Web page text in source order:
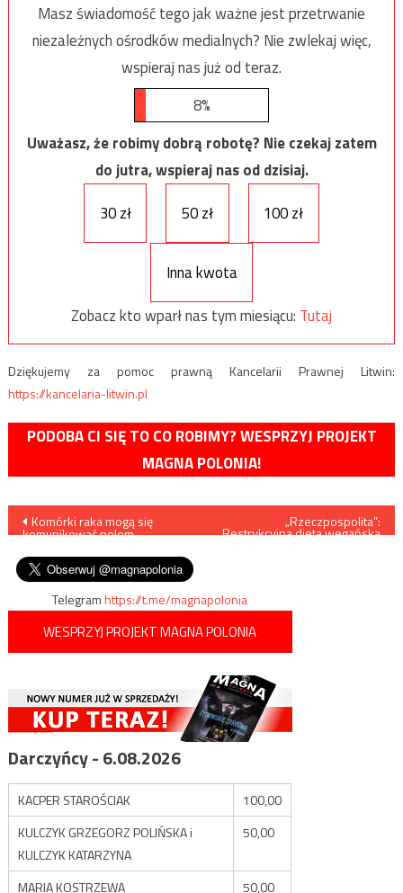
Masz świadomość tego jak ważne jest przetrwanie
niezależnych ośrodków medialnych? Nie zwlekaj więc,
wspieraj nas już od teraz.
8%
Uważasz, że robimy dobrą robotę? Nie czekaj zatem
do jutra, wspieraj nas od dzisiaj.
30 zł
50 zł 100 zł
Inna kwota
Zobacz kto wparł nas tym miesiącu: Tutaj
Dziękujemy za pomoc prawną Kancelarii Prawnej Litwin:
https://kancelaria-litwin.pl
PODOBA CI SIĘ TO CO ROBIMY? WESPRZYJ PROJEKT
MAGNA POLONIA!
Nawigacja
wpisu
Komórki raka mogą się
komunikować polem
„Rzeczpospolita”:
„Restrykcyjna dieta wegańska
Telegramhttps://t.me/magnapolonia
WESPRZYJ PROJEKT MAGNA POLONIA
Darczyńcy - 6.08.2026
KACPER STAROŚCIAK
100,00
KULCZYK GRZEGORZ POLIŃSKA i
KULCZYK KATARZYNA
50,00
MARIA KOSTRZEWA 50,00